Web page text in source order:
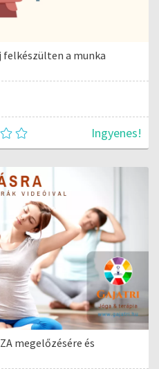
felkészülten a munka
Ingyenes!
megelőzésére és